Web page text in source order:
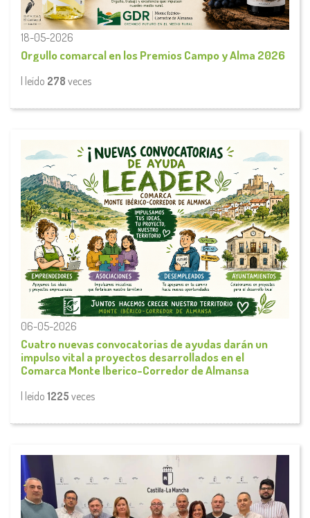
18-05-2026
Orgullo comarcal en los Premios Campo y Alma 2026
| leído 278 veces
06-05-2026
Cuatro nuevas convocatorias de ayudas darán un
impulso vital a proyectos desarrollados en el
Comarca Monte Iberico-Corredor de Almansa
| leído 1225 veces